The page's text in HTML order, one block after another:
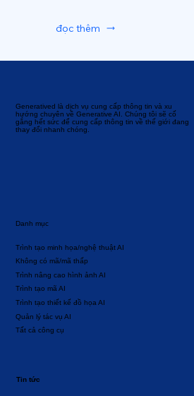
Generatived là dịch vụ cung cấp thông tin và xu
hướng chuyên về Generative AI. Chúng tôi sẽ cố
gắng hết sức để cung cấp thông tin về thế giới đang
thay đổi nhanh chóng.
Danh mục
Tất cả công cụ
Quản lý tác vụ AI
Trình tạo thiết kế đồ họa AI
Không có mã/mã thấp
Trình tạo mã AI
Trình nâng cao hình ảnh AI
Trình tạo minh họa/nghệ thuật AI
Tin tức
đọc thêm